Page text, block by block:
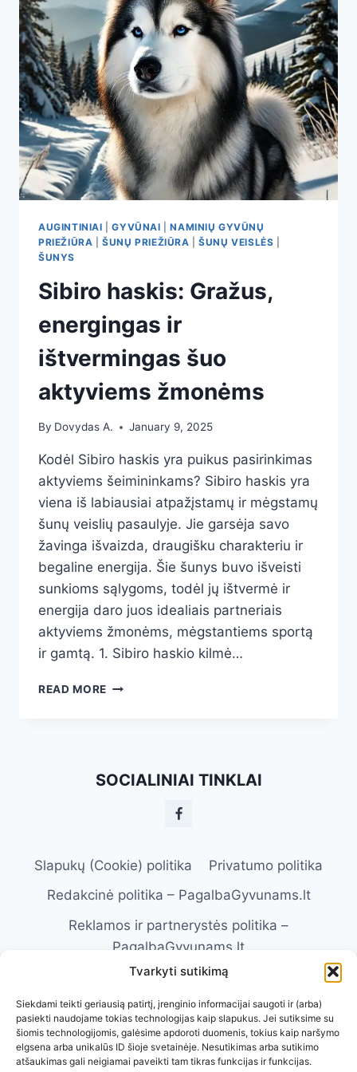
Tvarkyti sutikimą
Siekdami teikti geriausią patirtį, įrenginio informacijai saugoti ir (arba)
pasiekti naudojame tokias technologijas kaip slapukus. Jei sutiksime su
šiomis technologijomis, galėsime apdoroti duomenis, tokius kaip naršymo
elgsena arba unikalūs ID šioje svetainėje. Nesutikimas arba sutikimo
atšaukimas gali neigiamai paveikti tam tikras funkcijas ir funkcijas.
AUGINTINIAI |GYVŪNAI |NAMINIŲ GYVŪNŲ
PRIEŽIŪRA |ŠUNŲ PRIEŽIŪRA |ŠUNŲ VEISLĖS
ŠUNYS
Sibiro haskis: Gražus,
energingas ir
ištvermingas šuo
aktyviems žmonėms
By Dovydas A. January 9, 2025
Kodėl Sibiro haskis yra puikus pasirinkimas
aktyviems šeimininkams? Sibiro haskis yra
viena iš labiausiai atpažįstamų ir mėgstamų
šunų veislių pasaulyje. Jie garsėja savo
žavinga išvaizda, draugišku charakteriu ir
begaline energija. Šie šunys buvo išveisti
sunkioms sąlygoms, todėl jų ištvermė ir
energija daro juos idealiais partneriais
aktyviems žmonėms, mėgstantiems sportą
ir gamtą. 1. Sibiro haskio kilmė…
READ MORE SIBIRO
ŠUO
SOCIALINIAI TINKLAI
Slapukų (Cookie) politika
Privatumo politika
Redakcinė politika – PagalbaGyvunams.lt
Reklamos ir partnerystės politika –
PagalbaGyvunams.lt
Atsakomybės apribojimas –
PagalbaGyvunams.lt
Naudojimosi taisyklės – PagalbaGyvunams.lt
Kontaktai
Apie Mus